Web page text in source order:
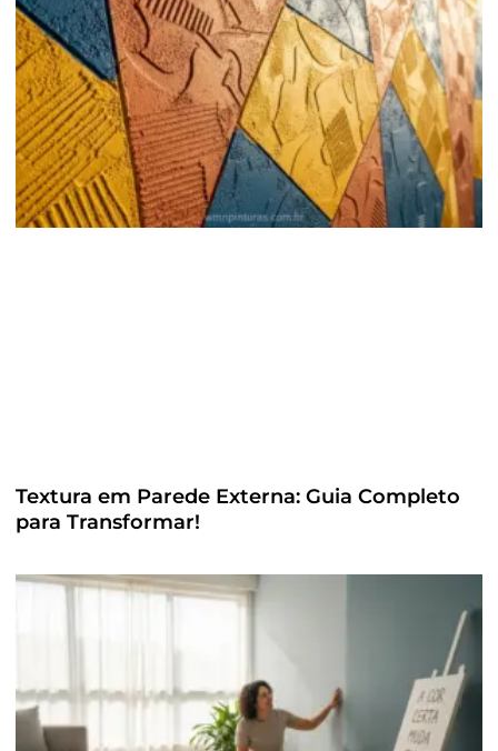
Textura em Parede Externa: Guia Completo
para Transformar!